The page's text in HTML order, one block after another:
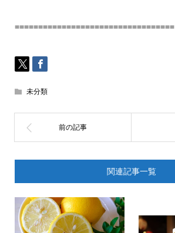
==================================
未分類
関連記事一覧